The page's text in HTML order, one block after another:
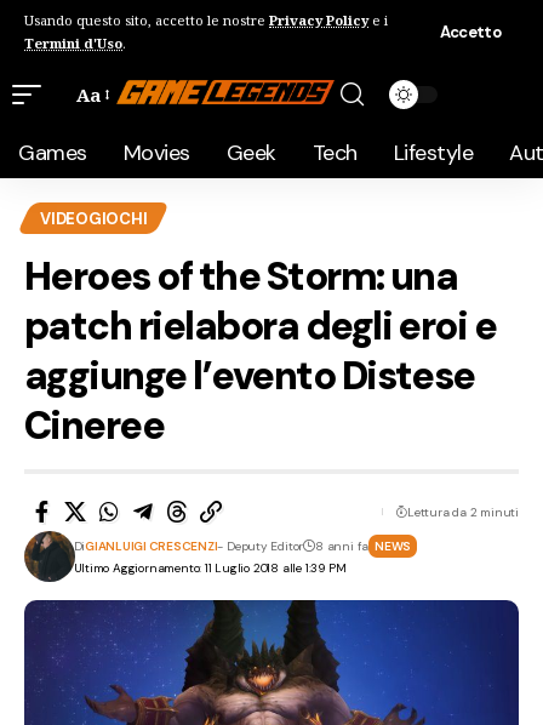
Usando questo sito, accetto le nostre Privacy Policye i
Termini d'Uso.
Accetto
Aa
Games Movies Geek Tech Lifestyle
VIDEOGIOCHI
Heroes of the Storm: una
patch rielabora degli eroi e
aggiunge l’evento Distese
Cineree
Ultimo Aggiornamento: 11 Luglio 2018 alle 1:39 PM
DiGIANLUIGI CRESCENZI- Deputy Editor 8 anni fa NEWS
Lettura da 2 minuti